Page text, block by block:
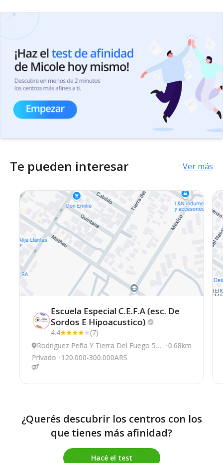
Te pueden interesar Ver más
Escuela Especial C.E.F.A (esc. De
Sordos E Hipoacustico)
4.4
(7)
Rodriguez Peña Y Tierra Del Fuego 56
90, General Pueyrredón
0.68km
Privado
120.000-300.000ARS
¿Querés descubrir los centros con los
que tienes más afinidad?
Hacé el test